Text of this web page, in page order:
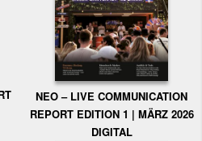
NEO – LIVE COMMUNICATION
REPORT EDITION 1 | MÄRZ 2026
DIGITAL